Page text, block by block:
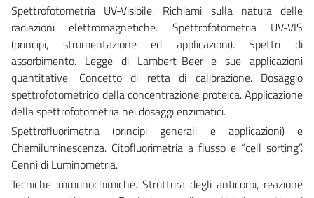
Spettrofotometria UV-Visibile: Richiami sulla natura delle
radiazioni elettromagnetiche. Spettrofotometria UV-VIS
(principi, strumentazione ed applicazioni). Spettri di
assorbimento. Legge di Lambert-Beer e sue applicazioni
quantitative. Concetto di retta di calibrazione. Dosaggio
spettrofotometrico della concentrazione proteica. Applicazione
della spettrofotometria nei dosaggi enzimatici.
Spettrofluorimetria (principi generali e applicazioni) e
Chemiluminescenza. Citofluorimetria a flusso e “cell sorting”.
Cenni di Luminometria.
Tecniche immunochimiche. Struttura degli anticorpi, reazione